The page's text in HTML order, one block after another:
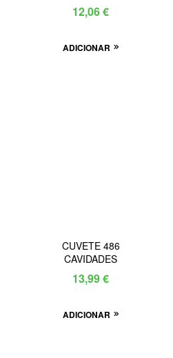
12,06€
ADICIONAR
CUVETE 486
CAVIDADES
13,99€
ADICIONAR